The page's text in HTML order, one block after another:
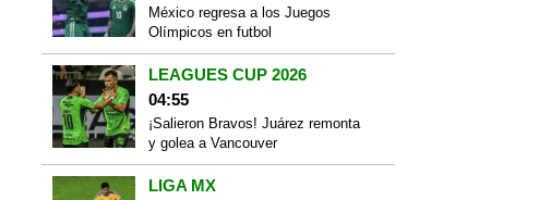
México regresa a los Juegos
Olímpicos en futbol
LEAGUES CUP 2026
04:55
¡Salieron Bravos! Juárez remonta
y golea a Vancouver
LIGA MX